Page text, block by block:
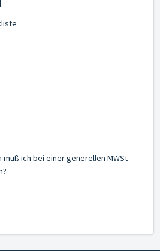
muß ich bei einer generellen MWSt